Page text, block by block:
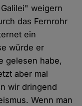
weigern
das Fernrohr
ein
würde er
gelesen habe,
aber mal
wir dringend
Wenn man